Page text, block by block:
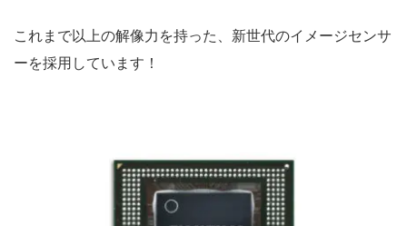
これまで以上の解像力を持った、新世代のイメージセンサ
ーを採用しています！